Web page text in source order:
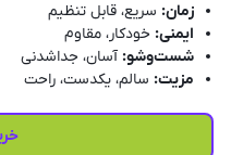
زمان: سریع، قابل تنظیم
ایمنی: خودکار، مقاوم
شست‌وشو: آسان، جداشدنی
مزیت: سالم، یکدست، راحت